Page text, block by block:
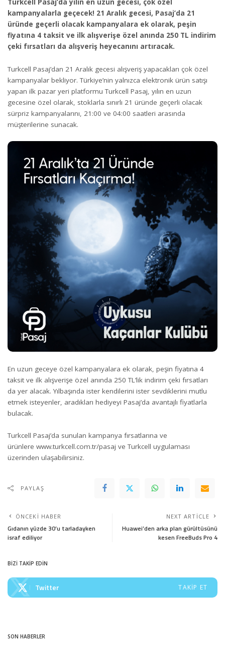
Turkcell Pasaj’da yılın en uzun gecesi, çok özel
kampanyalarla geçecek! 21 Aralık gecesi, Pasaj’da 21
üründe geçerli olacak kampanyalara ek olarak, peşin
fiyatına 4 taksit ve ilk alışverişe özel anında 250 TL indirim
çeki fırsatları da alışveriş heyecanını artıracak.
Turkcell Pasaj’dan 21 Aralık gecesi alışveriş yapacakları çok özel
kampanyalar bekliyor. Türkiye’nin yalnızca elektronik ürün satışı
yapan ilk pazar yeri platformu Turkcell Pasaj, yılın en uzun
gecesine özel olarak, stoklarla sınırlı 21 üründe geçerli olacak
sürpriz kampanyalarını, 21:00 ve 04:00 saatleri arasında
müşterilerine sunacak.
En uzun geceye özel kampanyalara ek olarak, peşin fiyatına 4
taksit ve ilk alışverişe özel anında 250 TL’lik indirim çeki fırsatları
da yer alacak. Yılbaşında ister kendilerini ister sevdiklerini mutlu
etmek isteyenler, aradıkları hediyeyi Pasaj’da avantajlı fiyatlarla
bulacak.
Turkcell Pasaj’da sunulan kampanya fırsatlarına ve
ürünlere www.turkcell.com.tr/pasaj ve Turkcell uygulaması
üzerinden ulaşabilirsiniz.
PAYLAŞ
ÖNCEKI HABER
Gıdanın yüzde 30’u tarladayken
israf ediliyor
NEXT ARTICLE
Huawei’den arka plan gürültüsünü
kesen FreeBuds Pro 4
BİZİ TAKİP EDİN
Twitter TAKIP ET
SON HABERLER